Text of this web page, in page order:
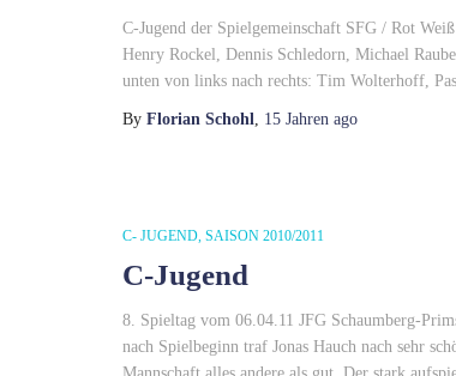
C-Jugend der Spielgemeinschaft SFG / Rot
Henry Rockel, Dennis Schledorn, Michael
unten von links nach rechts: Tim Wolterhoff,
By Florian Schohl, 15 Jahren ago
C- JUGEND SAISON 2010/2011
C-Jugend
8. Spieltag vom 06.04.11 JFG Schaumberg-
nach Spielbeginn traf Jonas Hauch nach sehr